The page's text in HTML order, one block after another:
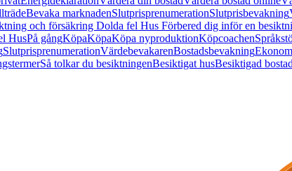
Bevaka marknadenSlutprisprenumerationSlutprisbevakning
och försäkring Dolda fel Hus Förbered dig inför en
HusPå gångKöpaKöpaKöpa nyproduktionKöpcoachen
SlutprisprenumerationVärdebevakarenBostadsbevakning
Så tolkar du besiktningenBesiktigat husBesiktigad